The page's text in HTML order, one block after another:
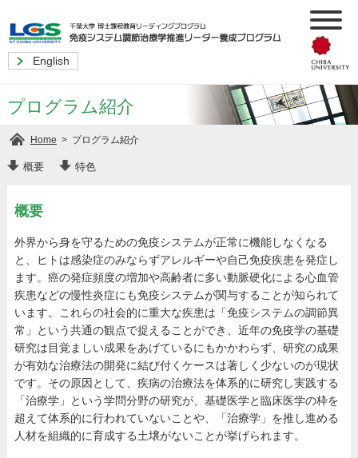
English
プログラム紹介
Home > プログラム紹介
概要 特色
概要
外界から身を守るための免疫システムが正常に機能しなくなる
と、ヒトは感染症のみならずアレルギーや自己免疫疾患を発症し
ます。癌の発症頻度の増加や高齢者に多い動脈硬化による心血管
疾患などの慢性炎症にも免疫システムが関与することが知られて
います。これらの社会的に重大な疾患は「免疫システムの調節異
常」という共通の観点で捉えることができ、近年の免疫学の基礎
研究は目覚ましい成果をあげているにもかかわらず、研究の成果
が有効な治療法の開発に結び付くケースは著しく少ないのが現状
です。その原因として、疾病の治療法を体系的に研究し実践する
「治療学」という学問分野の研究が、基礎医学と臨床医学の枠を
超えて体系的に行われていないことや、「治療学」を推し進める
人材を組織的に育成する土壌がないことが挙げられます。